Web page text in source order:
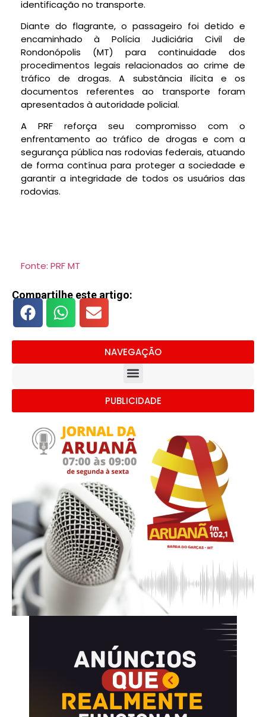
identificação no transporte.
Diante do flagrante, o passageiro foi detido e
encaminhado à Polícia Judiciária Civil de
Rondonópolis (MT) para continuidade dos
procedimentos legais relacionados ao crime de
tráfico de drogas. A substância ilícita e os
documentos referentes ao transporte foram
apresentados à autoridade policial.
A PRF reforça seu compromisso com o
enfrentamento ao tráfico de drogas e com a
segurança pública nas rodovias federais, atuando
de forma contínua para proteger a sociedade e
garantir a integridade de todos os usuários das
rodovias.
Fonte: PRF MT
Compartilhe este artigo:
NAVEGAÇÃO
PUBLICIDADE